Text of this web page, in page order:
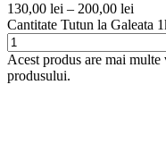
130,00 lei – 200,00 lei
Cantitate Tutun la Galeata
Acest produs are mai
produsului.